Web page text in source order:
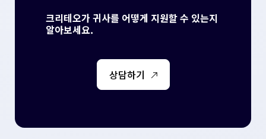
크리테오가 귀사를 어떻게 지원할 수 있는지
알아보세요.
상담하기